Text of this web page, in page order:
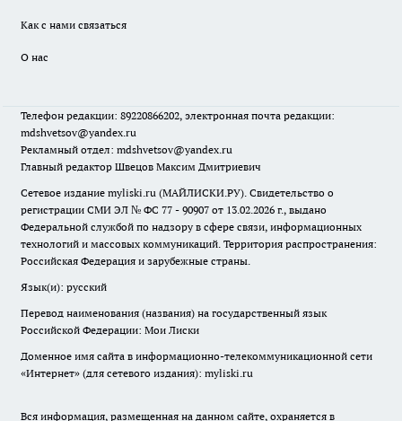
Как с нами связаться
О нас
Телефон редакции: 89220866202, электронная почта редакции:
mdshvetsov@yandex.ru
Рекламный отдел: mdshvetsov@yandex.ru
Главный редактор Швецов Максим Дмитриевич
Сетевое издание myliski.ru (МАЙЛИСКИ.РУ). Свидетельство о
регистрации СМИ ЭЛ № ФС 77 - 90907 от 13.02.2026 г., выдано
Федеральной службой по надзору в сфере связи, информационных
технологий и массовых коммуникаций. Территория распространения:
Российская Федерация и зарубежные страны.
Язык(и): русский
Перевод наименования (названия) на государственный язык
Российской Федерации: Мои Лиски
Доменное имя сайта в информационно-телекоммуникационной сети
«Интернет» (для сетевого издания): myliski.ru
Вся информация, размещенная на данном сайте, охраняется в